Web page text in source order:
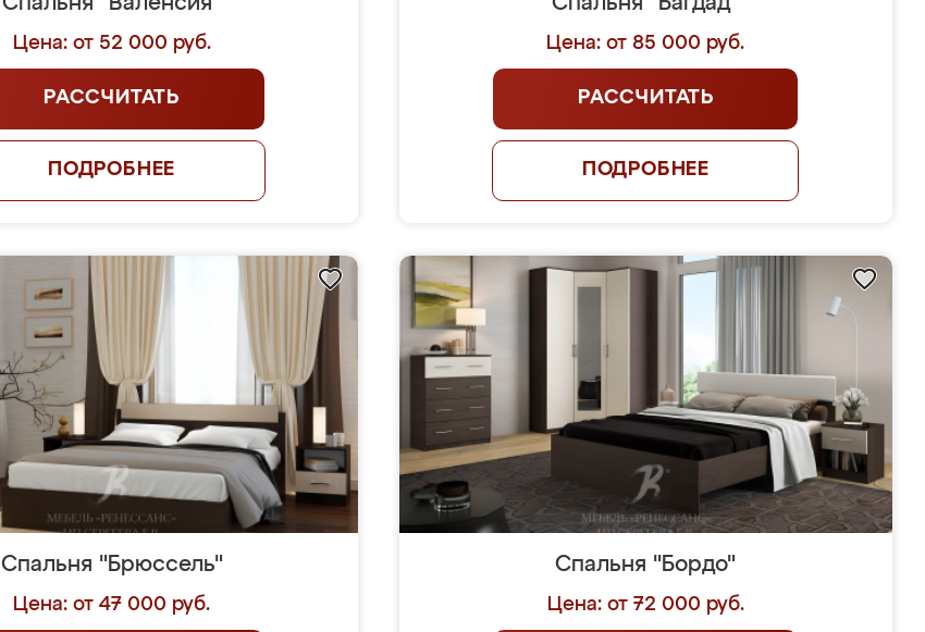
Цена: от 52 000 руб.
РАССЧИТАТЬ
ПОДРОБНЕЕ
Цена: от 85 000 руб.
РАССЧИТАТЬ
ПОДРОБНЕЕ
Спальня "Брюссель"
Цена: от 47 000 руб.
Спальня "Бордо"
Цена: от 72 000 руб.